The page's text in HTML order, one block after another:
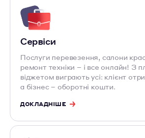
Сервіси
Послуги перевезення, салони
ремонт техніки – і все онлайн! З
віджетом виграють усі: клієнт
а бізнес – оборотні кошти.
ДОКЛАДНІШЕ